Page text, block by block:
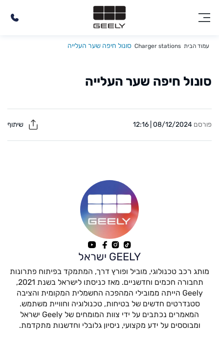
עמוד הבית Charger stations סונול חיפה שער העלייה
סונול חיפה שער העלייה
פורסם 08/12/2024 | 12:16
GEELY ישראל
מותג רכב טכנולוגי, מוביל ופורץ דרך, המתמקד בפיתוח פתרונות
תחבורה חכמים וחדשניים. מאז כניסתו לישראל בשנת 2021,
Geely הייתה ממובילי המהפכה החשמלית המקומית והציבה
סטנדרטים חדשים של בטיחות, טכנולוגיה וחוויית משתמש.
המאמרים נכתבים על ידי צוות המומחים של Geely ישראל
ומבוססים על ידע מקצועי, ניסיון גלובלי וחדשנות מתקדמת.